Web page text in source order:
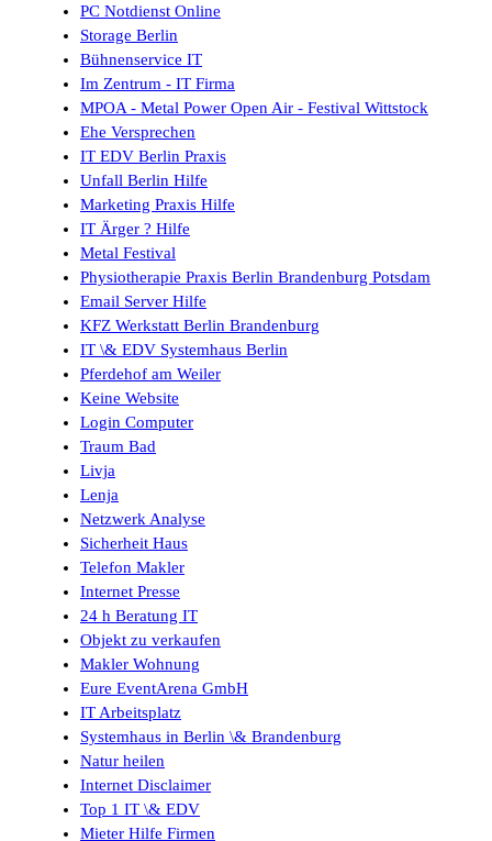
PC Notdienst Online
Storage Berlin
Bühnenservice IT
Im Zentrum - IT Firma
MPOA - Metal Power Open Air - Festival Wittstock
Ehe Versprechen
IT EDV Berlin Praxis
Unfall Berlin Hilfe
Marketing Praxis Hilfe
IT Ärger ? Hilfe
Metal Festival
Physiotherapie Praxis Berlin Brandenburg Potsdam
Email Server Hilfe
KFZ Werkstatt Berlin Brandenburg
IT \& EDV Systemhaus Berlin
Pferdehof am Weiler
Keine Website
Login Computer
Traum Bad
Livja
Lenja
Netzwerk Analyse
Sicherheit Haus
Telefon Makler
Internet Presse
24 h Beratung IT
Objekt zu verkaufen
Makler Wohnung
Eure EventArena GmbH
IT Arbeitsplatz
Systemhaus in Berlin \& Brandenburg
Natur heilen
Internet Disclaimer
Top 1 IT \& EDV
Mieter Hilfe Firmen